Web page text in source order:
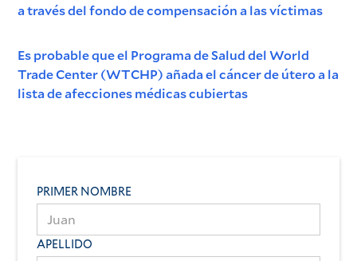
a través del fondo de compensación a las víctimas
Es probable que el Programa de Salud del World
Trade Center (WTCHP) añada el cáncer de útero a la
lista de afecciones médicas cubiertas
PRIMER NOMBRE
APELLIDO